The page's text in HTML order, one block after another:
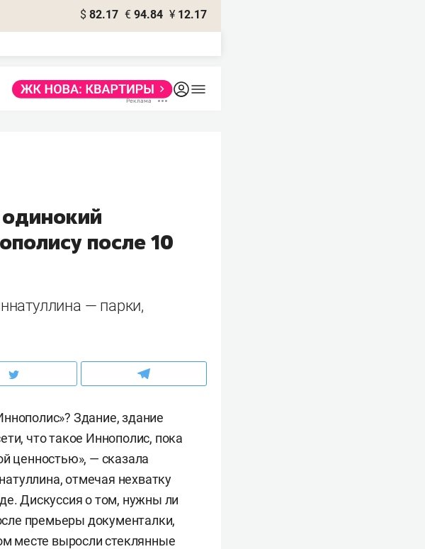
$ 82.17 € 94.84 ¥ 12.17
после 10
— парки,
Здание, здание
что такое Иннополис, пока
ценностью», — сказала
отмечая нехватку
Дискуссия о том, нужны ли
премьеры документалки,
месте выросли стеклянные